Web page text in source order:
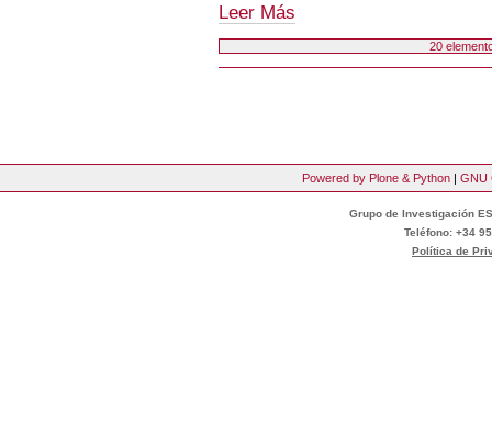
CONFERENCIA
"BIG
Y
ESCOBAR
Leer Más
20
Powered by Plone & Python | GNU
Grupo de Investigación
Teléfono: +34
Política de